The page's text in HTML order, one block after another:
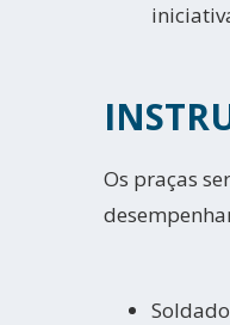
Os praças